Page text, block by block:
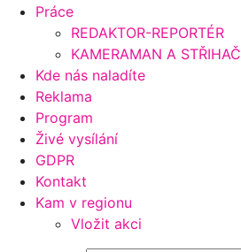
Práce
REDAKTOR-REPORTÉR
KAMERAMAN A STŘIHAČ
Kde nás naladíte
Reklama
Program
Živé vysílání
GDPR
Kontakt
Kam v regionu
Vložit akci